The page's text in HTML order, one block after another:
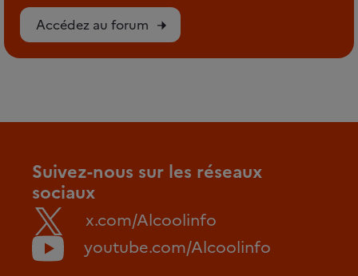
Accédez au forum
Suivez-nous sur les réseaux
sociaux
x.com/Alcoolinfo
youtube.com/Alcoolinfo